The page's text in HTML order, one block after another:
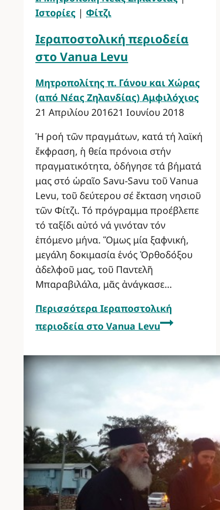
Ιστορίες | Φίτζι
Ιεραποστολική περιοδεία
στο Vanua Levu
Μητροπολίτης π. Γάνου και Χώρας
(από Νέας Ζηλανδίας) Αμφιλόχιος
21 Απριλίου 201621 Ιουνίου 2018
Ἡ ροή τῶν πραγμάτων, κατά τή λαϊκή
ἔκφραση, ἡ θεία πρόνοια στήν
πραγματικότητα, ὁδήγησε τά βήματά
μας στό ὡραῖο Savu-Savu τοῦ Vanua
Levu, τοῦ δεύτερου σέ ἔκταση νησιοῦ
τῶν Φίτζι. Τό πρόγραμμα προέβλεπε
τό ταξίδι αὐτό νά γινόταν τόν
ἑπόμενο μήνα. Ὅμως μία ξαφνική,
μεγάλη δοκιμασία ἑνός Ὀρθοδόξου
ἀδελφοῦ μας, τοῦ Παντελῆ
Μπαραβιλάλα, μᾶς ἀνάγκασε…
Περισσότερα Ιεραποστολική
περιοδεία στο Vanua Levu